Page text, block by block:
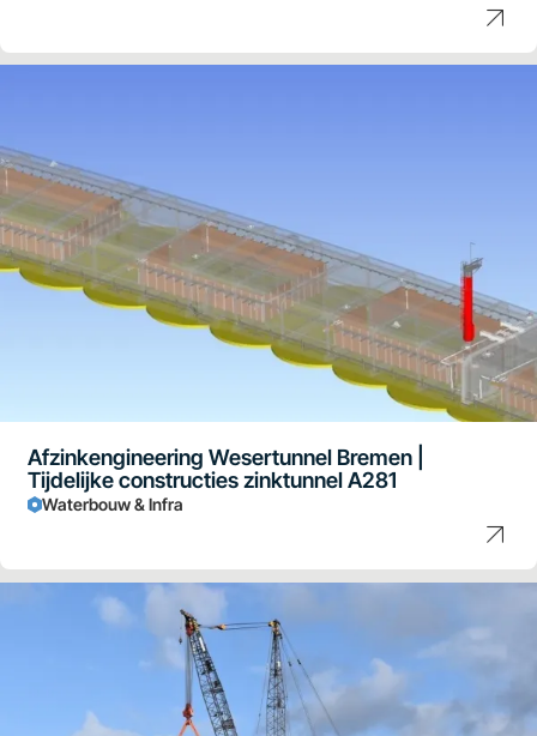
Afzinkengineering Wesertunnel Bremen |
Tijdelijke constructies zinktunnel A281
Waterbouw & Infra